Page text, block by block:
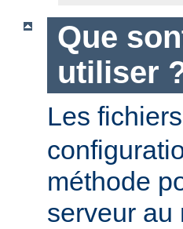
Que
utiliser
Les fichiers
méthode
serveur au